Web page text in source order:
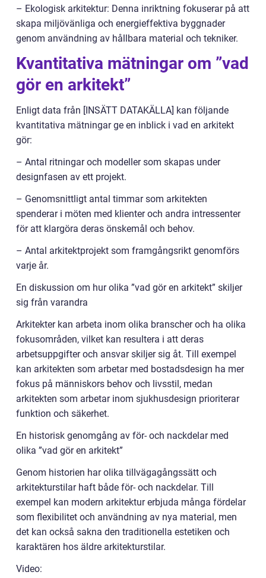
– Ekologisk arkitektur: Denna inriktning fokuserar på att
skapa miljövänliga och energieffektiva byggnader
genom användning av hållbara material och tekniker.
Kvantitativa mätningar om ”vad
gör en arkitekt”
Enligt data från [INSÄTT DATAKÄLLA] kan följande
kvantitativa mätningar ge en inblick i vad en arkitekt
gör:
– Antal ritningar och modeller som skapas under
designfasen av ett projekt.
– Genomsnittligt antal timmar som arkitekten
spenderar i möten med klienter och andra intressenter
för att klargöra deras önskemål och behov.
– Antal arkitektprojekt som framgångsrikt genomförs
varje år.
En diskussion om hur olika ”vad gör en arkitekt” skiljer
sig från varandra
Arkitekter kan arbeta inom olika branscher och ha olika
fokusområden, vilket kan resultera i att deras
arbetsuppgifter och ansvar skiljer sig åt. Till exempel
kan arkitekten som arbetar med bostadsdesign ha mer
fokus på människors behov och livsstil, medan
arkitekten som arbetar inom sjukhusdesign prioriterar
funktion och säkerhet.
En historisk genomgång av för- och nackdelar med
olika ”vad gör en arkitekt”
Genom historien har olika tillvägagångssätt och
arkitekturstilar haft både för- och nackdelar. Till
exempel kan modern arkitektur erbjuda många fördelar
som flexibilitet och användning av nya material, men
det kan också sakna den traditionella estetiken och
karaktären hos äldre arkitekturstilar.
Video: